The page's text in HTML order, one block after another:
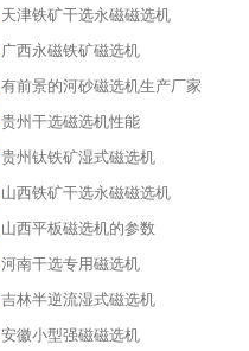
天津铁矿干选永磁磁选机
广西永磁铁矿磁选机
有前景的河砂磁选机生产厂家
贵州干选磁选机性能
贵州钛铁矿湿式磁选机
山西铁矿干选永磁磁选机
山西平板磁选机的参数
河南干选专用磁选机
吉林半逆流湿式磁选机
安徽小型强磁磁选机